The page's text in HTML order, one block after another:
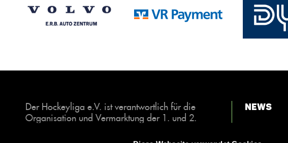
Der Hockeyliga e.V. ist verantwortlich für die
Organisation und Vermarktung der 1. und 2.
Halle. Insgesamt sind über 60 Vereine unter dem
News